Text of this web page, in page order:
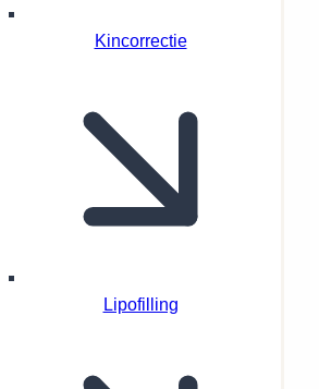
Kincorrectie
Lipofilling